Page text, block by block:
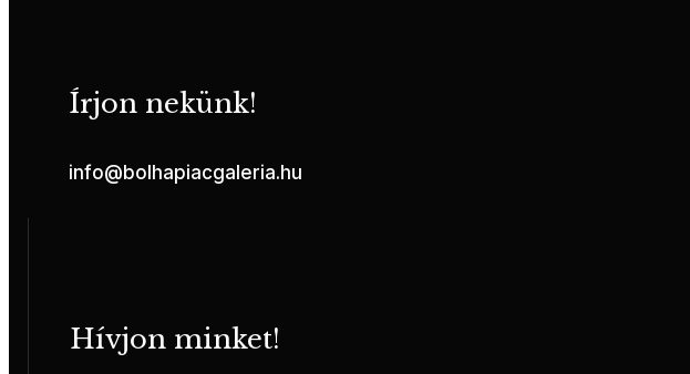
Írjon nekünk!
info@bolhapiacgaleria.hu
Hívjon minket!